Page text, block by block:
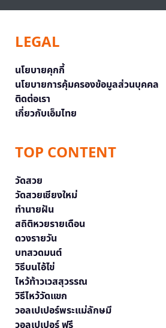
LEGAL
นโยบายคุกกี้
นโยบายการคุ้มครองข้อมูลส่วนบุคคล
ติดต่อเรา
เกี่ยวกับเอ็มไทย
TOP CONTENT
วัดสวย
วัดสวยเชียงใหม่
ทำนายฝัน
สถิติหวยรายเดือน
ดวงรายวัน
บทสวดมนต์
วิธีบนไอ้ไข่
ไหว้ท้าวเวสสุวรรณ
วิธีไหว้วัดแขก
วอลเปเปอร์พระแม่ลักษมี
วอลเปเปอร์ ฟรี